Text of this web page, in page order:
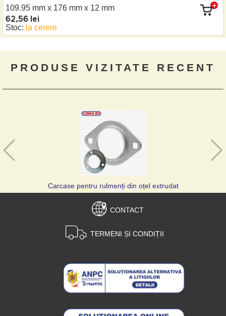
109.95 mm x 176 mm x 12 mm
62,56 lei
Stoc: la cerere
PRODUSE VIZITATE RECENT
Carcase pentru rulmenți din oțel extrudat
CONTACT
TERMENI ȘI CONDIȚII